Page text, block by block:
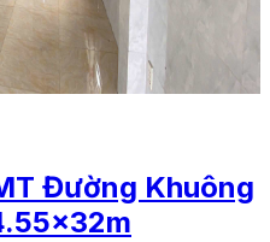
Đường Khuông